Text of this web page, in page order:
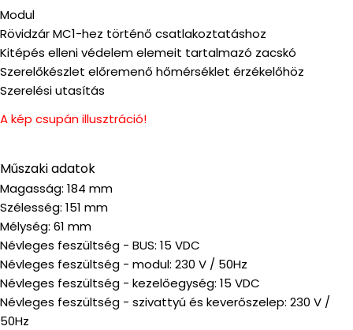
Modul
Rövidzár MC1-hez történő csatlakoztatáshoz
Kitépés elleni védelem elemeit tartalmazó zacskó
Szerelőkészlet előremenő hőmérséklet érzékelőhöz
Szerelési utasítás
A kép csupán illusztráció!
Műszaki adatok
Magasság: 184 mm
Szélesség: 151 mm
Mélység: 61 mm
Névleges feszültség - BUS: 15 VDC
Névleges feszültség - modul: 230 V / 50Hz
Névleges feszültség - kezelőegység: 15 VDC
Névleges feszültség - szivattyú és keverőszelep: 230 V /
50Hz